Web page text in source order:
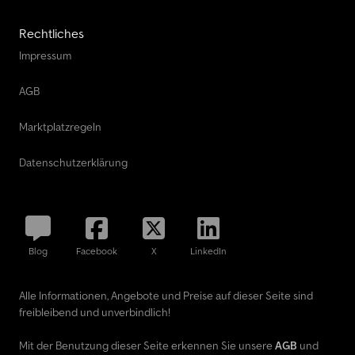
Rechtliches
Impressum
AGB
Marktplatzregeln
Datenschutzerklärung
Blog Facebook X LinkedIn
Alle Informationen, Angebote und Preise auf dieser Seite sind
freibleibend und unverbindlich!
Mit der Benutzung dieser Seite erkennen Sie unsere AGB und